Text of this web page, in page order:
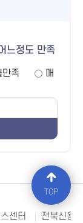
느정도 만족
만족
매
센터 전북신용
TOP